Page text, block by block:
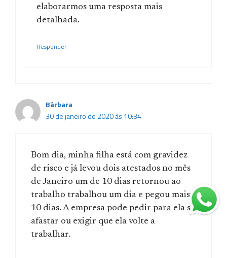
elaborarmos uma resposta mais
detalhada.
Responder
Bárbara
30 de janeiro de 2020 às 10:34
Bom dia, minha filha está com gravidez
de risco e já levou dois atestados no mês
de Janeiro um de 10 dias retornou ao
trabalho trabalhou um dia e pegou mais
10 dias. A empresa pode pedir para ela se
afastar ou exigir que ela volte a
trabalhar.